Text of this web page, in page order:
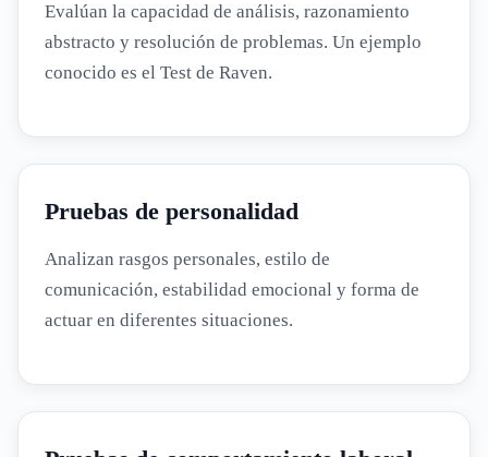
Evalúan la capacidad de análisis, razonamiento
abstracto y resolución de problemas. Un ejemplo
conocido es el Test de Raven.
Pruebas de personalidad
Analizan rasgos personales, estilo de
comunicación, estabilidad emocional y forma de
actuar en diferentes situaciones.